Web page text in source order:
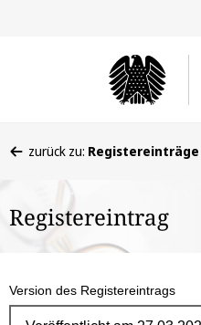
befinden
hier:
zurück zu: Registereinträge
Registereintrag
Version des Registereintrags